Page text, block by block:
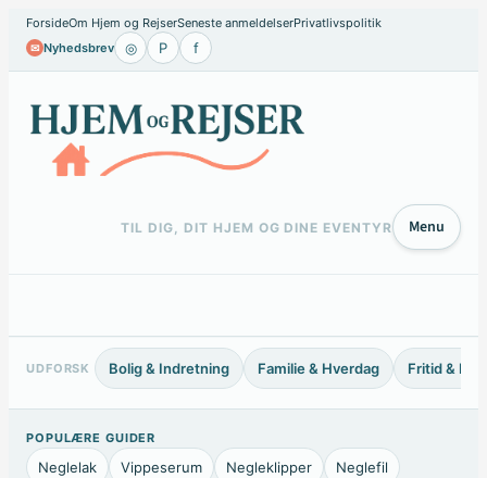
Spring
ForsideOm Hjem og RejserSeneste anmeldelserPrivatlivspolitik
✉ Nyhedsbrev ◎ P f
TIL DIG, DIT HJEM OG DINE EVENTYR Menu
UDFORSK Bolig & Indretning Familie & Hverdag Fritid &
POPULÆRE GUIDER
Neglelak Vippeserum Negleklipper Neglefil